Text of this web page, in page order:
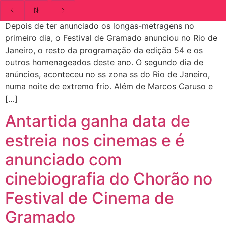
Depois de ter anunciado os longas-metragens no
primeiro dia, o Festival de Gramado anunciou no Rio de
Janeiro, o resto da programação da edição 54 e os
outros homenageados deste ano. O segundo dia de
anúncios, aconteceu no ss zona ss do Rio de Janeiro,
numa noite de extremo frio. Além de Marcos Caruso e
[…]
Antartida ganha data de
estreia nos cinemas e é
anunciado com
cinebiografia do Chorão no
Festival de Cinema de
Gramado